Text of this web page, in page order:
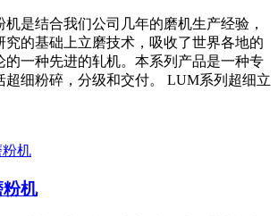
机是结合我们公司几年的磨机生产经验，
究的基础上立磨技术，吸收了世界各地的
的一种先进的轧机。本系列产品是一种专
超细粉碎，分级和交付。 LUM系列超细立
机